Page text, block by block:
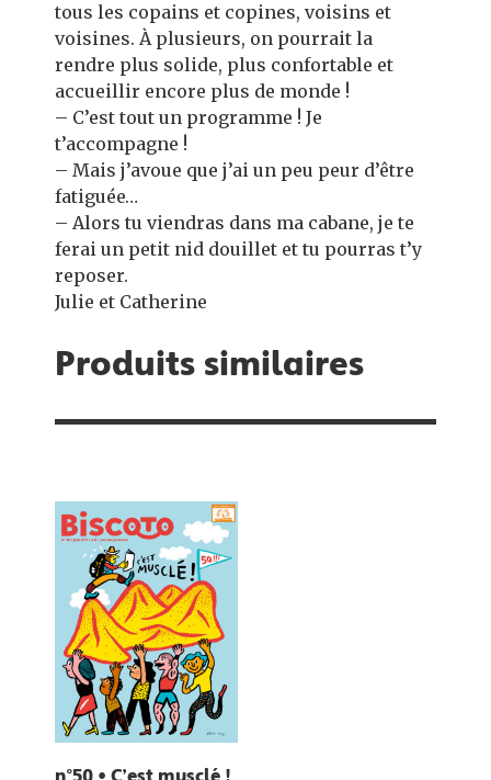
tous les copains et copines, voisins et
voisines. À plusieurs, on pourrait la
rendre plus solide, plus confortable et
accueillir encore plus de monde !
– C’est tout un programme ! Je
t’accompagne !
– Mais j’avoue que j’ai un peu peur d’être
fatiguée…
– Alors tu viendras dans ma cabane, je te
ferai un petit nid douillet et tu pourras t’y
reposer.
Julie et Catherine
Produits similaires